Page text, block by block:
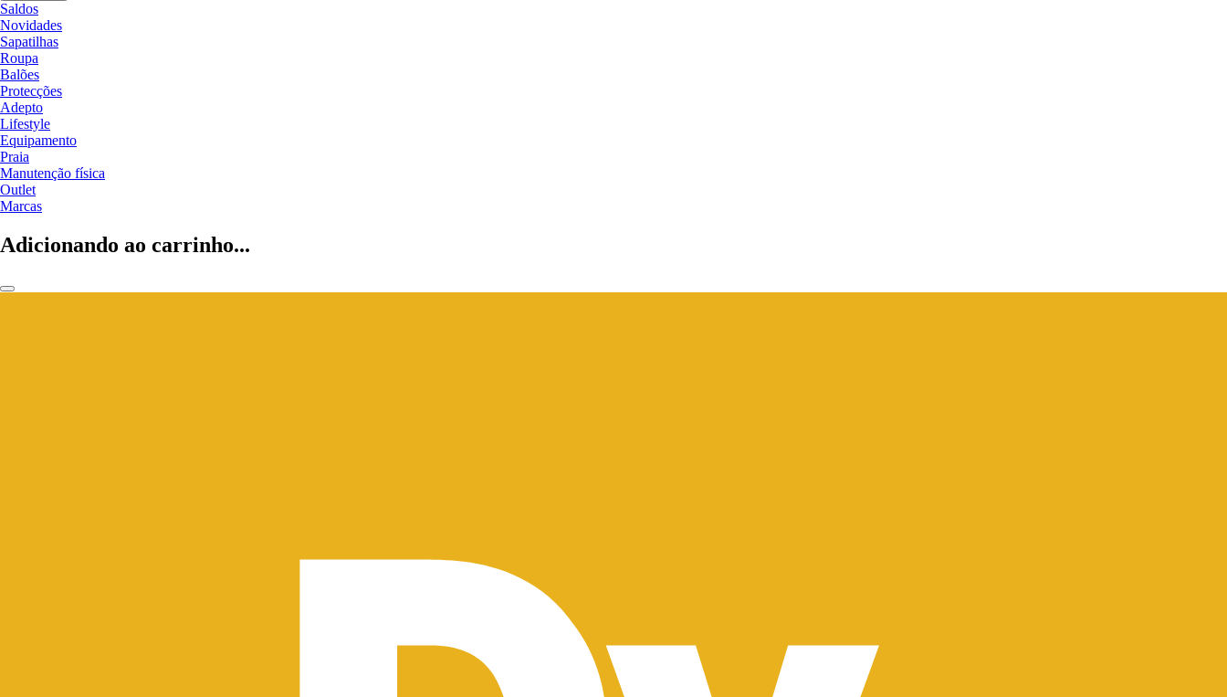
Saldos
Novidades
Sapatilhas
Roupa
Balões
Protecções
Adepto
Lifestyle
Equipamento
Praia
Manutenção física
Outlet
Marcas
Adicionando ao carrinho...